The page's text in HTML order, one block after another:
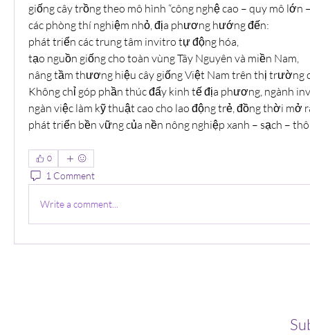
giống cây trồng theo mô hình “công nghệ cao – quy mô lớn
các phòng thí nghiệm nhỏ, địa phương hướng đến:
phát triển các trung tâm invitro tự động hóa,
tạo nguồn giống cho toàn vùng Tây Nguyên và miền Nam,
nâng tầm thương hiệu cây giống Việt Nam trên thị trường
Không chỉ góp phần thúc đẩy kinh tế địa phương, ngành
ngàn việc làm kỹ thuật cao cho lao động trẻ, đồng thời mở
phát triển bền vững của nền nông nghiệp xanh – sạch –
0
1 Comment
Write a comment...